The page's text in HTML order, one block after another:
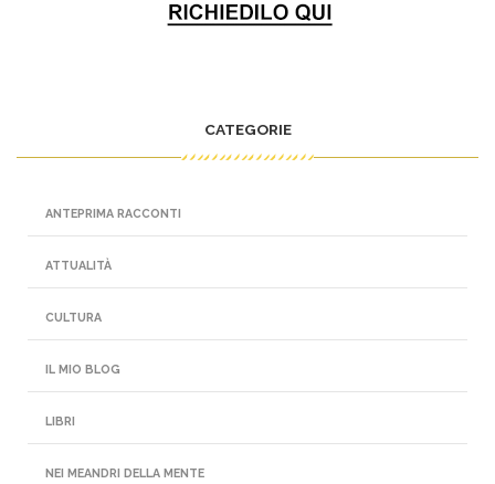
CATEGORIE
ANTEPRIMA RACCONTI
ATTUALITÀ
CULTURA
IL MIO BLOG
LIBRI
NEI MEANDRI DELLA MENTE